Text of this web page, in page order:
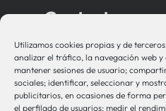
Utilizamos cookies propias y de
analizar el tráfico, la navegación web
mantener sesiones de usuario;
sociales; identificar, seleccionar y
publicitarios, en ocasiones de forma
el perfilado de usuarios; medir el
Contacto
bio-
944 00 77 90